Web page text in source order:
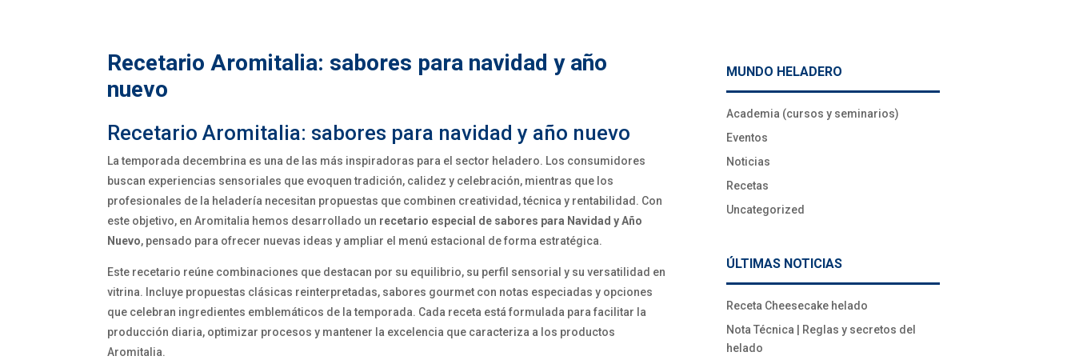
Recetario Aromitalia: sabores para navidad y año
nuevo
Recetario Aromitalia: sabores para navidad y año nuevo
La temporada decembrina es una de las más inspiradoras para el sector heladero. Los consumidores
buscan experiencias sensoriales que evoquen tradición, calidez y celebración, mientras que los
profesionales de la heladería necesitan propuestas que combinen creatividad, técnica y rentabilidad. Con
este objetivo, en Aromitalia hemos desarrollado un recetario especial de sabores para Navidad y Año
Nuevo, pensado para ofrecer nuevas ideas y ampliar el menú estacional de forma estratégica.
Este recetario reúne combinaciones que destacan por su equilibrio, su perfil sensorial y su versatilidad en
vitrina. Incluye propuestas clásicas reinterpretadas, sabores gourmet con notas especiadas y opciones
que celebran ingredientes emblemáticos de la temporada. Cada receta está formulada para facilitar la
producción diaria, optimizar procesos y mantener la excelencia que caracteriza a los productos
Aromitalia.
MUNDO HELADERO
Academia (cursos y seminarios)
Eventos
Noticias
Recetas
Uncategorized
ÚLTIMAS NOTICIAS
Receta Cheesecake helado
Nota Técnica | Reglas y secretos del
helado